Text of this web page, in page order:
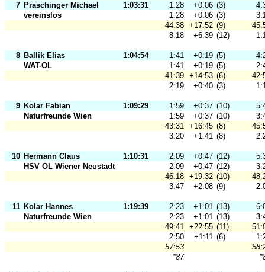
7 Praschinger Michael 1:03:31 1:28 +0:06 (3)
vereinslos
1:28 +0:06 (3)
44:38 +17:52 (9)
8:18
+6:39 (12)
8 Ballik Elias 1:04:54 1:41 +0:19 (5)
WAT-OL
1:41 +0:19 (5)
41:39 +14:53 (6)
2:19
+0:40 (3)
9 Kolar Fabian 1:09:29 1:59 +0:37 (10)
Naturfreunde Wien
1:59 +0:37 (10)
43:31 +16:45 (8)
3:20
+1:41 (8)
10 Hermann Claus 1:10:31 2:09 +0:47 (12)
HSV OL Wiener Neustadt
2:09 +0:47 (12)
46:18 +19:32 (10)
3:47
+2:08 (9)
11 Kolar Hannes 1:19:39 2:23 +1:01 (13)
Naturfreunde Wien
2:23 +1:01 (13)
49:41 +22:55 (11)
2:50
+1:11 (6)
57:53
*87